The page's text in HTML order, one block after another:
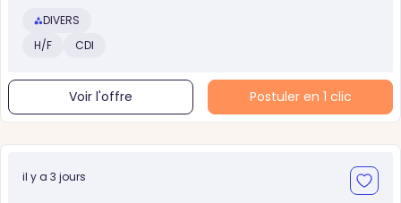
DIVERS
H/F
CDI
Voir l'offre Postuler en 1 clic
il y a 3 jours